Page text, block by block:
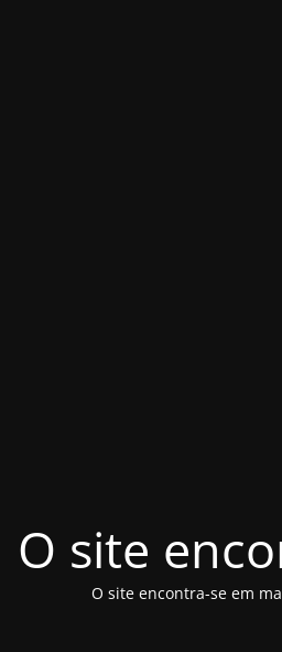
O site
O site encontra-se em